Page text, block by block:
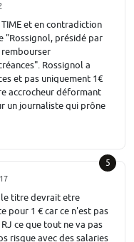
et en contradiction
"Rossignol, présidé par
rembourser
Rossignol a
et pas uniquement 1€
accrocheur déformant
un journaliste qui prône
5
le titre devrait etre
pour 1 € car ce n'est pas
ce que tout ne va pas
risque avec des salaries